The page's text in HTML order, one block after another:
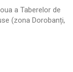
a Taberelor de
(zona Dorobanți,